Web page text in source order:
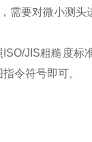
需要对微小测
JIS粗糙度标
令符号即可。